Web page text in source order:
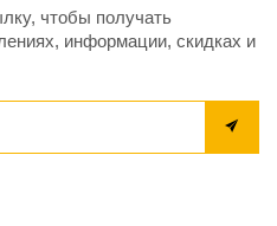
чтобы получать
информации, скидках и